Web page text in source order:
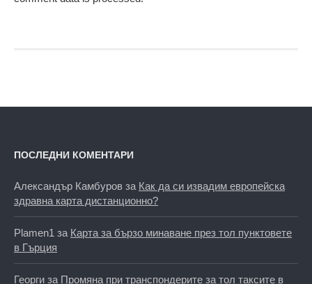
ПОСЛЕДНИ КОМЕНТАРИ
Александър Камбуров за Как да си извадим европейска
здравна карта дистанционно?
Plamen1 за Карта за бързо минаване през тол пунктовете
в Гърция
Георги за Промяна при транспондерите за тол таксите в